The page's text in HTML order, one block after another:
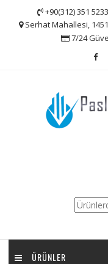
+90(312) 351 5233
Serhat Mahallesi,
7/24
Ara:
ÜRÜNLER